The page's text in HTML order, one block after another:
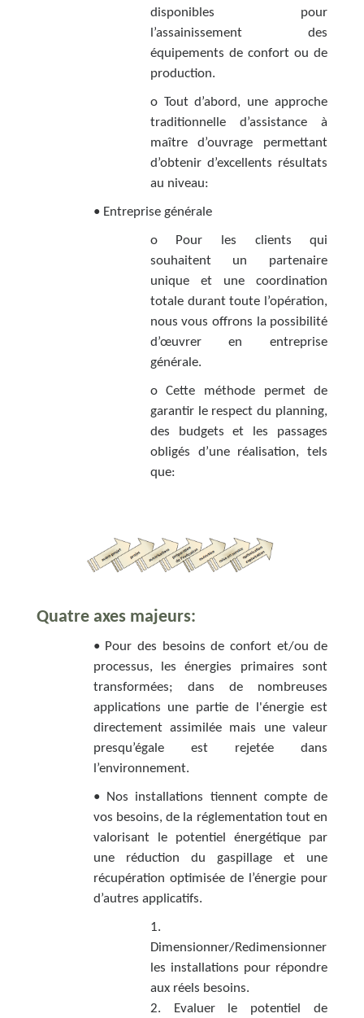
disponibles pour
l’assainissement des
équipements de confort ou de
production.
o Tout d’abord, une approche
traditionnelle d’assistance à
maître d’ouvrage permettant
d’obtenir d’excellents résultats
au niveau:
• Entreprise générale
o Pour les clients qui
souhaitent un partenaire
unique et une coordination
totale durant toute l’opération,
nous vous offrons la possibilité
d’œuvrer en entreprise
générale.
o Cette méthode permet de
garantir le respect du planning,
des budgets et les passages
obligés d’une réalisation, tels
que:
Quatre axes majeurs:
• Pour des besoins de confort et/ou de
processus, les énergies primaires sont
transformées; dans de nombreuses
applications une partie de l'énergie est
directement assimilée mais une valeur
presqu’égale est rejetée dans
l’environnement.
• Nos installations tiennent compte de
vos besoins, de la réglementation tout en
valorisant le potentiel énergétique par
une réduction du gaspillage et une
récupération optimisée de l’énergie pour
d’autres applicatifs.
1.
Dimensionner/Redimensionner
les installations pour répondre
aux réels besoins.
2. Evaluer le potentiel de